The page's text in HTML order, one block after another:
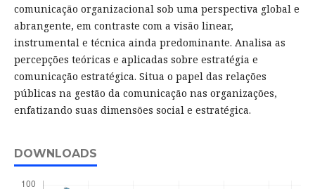
comunicação organizacional sob uma perspectiva global e
abrangente, em contraste com a visão linear,
instrumental e técnica ainda predominante. Analisa as
percepções teóricas e aplicadas sobre estratégia e
comunicação estratégica. Situa o papel das relações
públicas na gestão da comunicação nas organizações,
enfatizando suas dimensões social e estratégica.
DOWNLOADS